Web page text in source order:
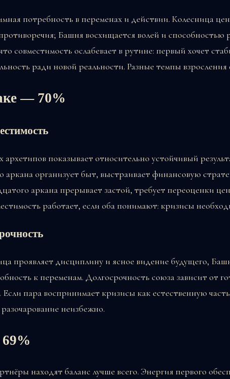
потребность в переменах и действии. Колесница
Башня восхищается волей и способностью
совместимость ослабевает в рутине: первый хочет
ради новой реальности. Разные темпы
— 70%
архетипов показывает относительно устойчивый
аркана организует быт, выстраивает финансовую
аркана прерывает застой, требует переоценки
работает, если оба понимают: кризисы
проявляет дисциплину и ясное видение будущего,
к переменам. Долгосрочность союза зависит от
Если пара воспринимает кризисы как естественную
неизбежно.
находят баланс лучше всего. Энергия первого